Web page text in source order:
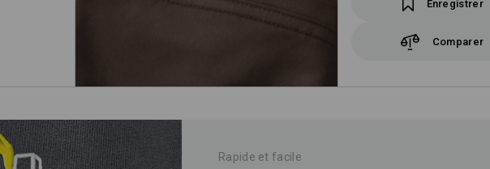
Enregistrer
Comparer
Rapide et facile